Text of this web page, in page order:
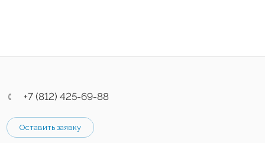
+7 (812) 425-69-88
Оставить заявку